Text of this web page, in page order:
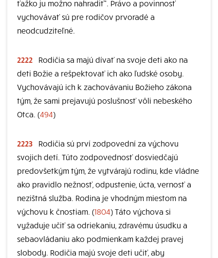
ťažko ju možno nahradiť“. Právo a povinnosť
vychovávať sú pre rodičov prvoradé a
neodcudziteľné.
2222
Rodičia sa majú dívať na svoje deti ako na
deti Božie a rešpektovať ich ako ľudské osoby.
Vychovávajú ich k zachovávaniu Božieho zákona
tým, že sami prejavujú poslušnosť vôli nebeského
Otca. (494)
2223
Rodičia sú prví zodpovední za výchovu
svojich detí. Túto zodpovednosť dosviedčajú
predovšetkým tým, že vytvárajú rodinu, kde vládne
ako pravidlo nežnosť, odpustenie, úcta, vernosť a
nezištná služba. Rodina je vhodným miestom na
výchovu k čnostiam. (1804) Táto výchova si
vyžaduje učiť sa odriekaniu, zdravému úsudku a
sebaovládaniu ako podmienkam každej pravej
slobody. Rodičia majú svoje deti učiť, aby